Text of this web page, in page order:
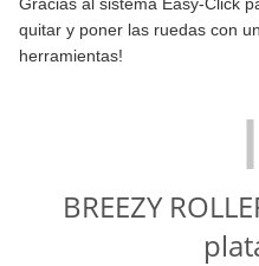
quitar y poner las ruedas con
herramientas!
BREEZY